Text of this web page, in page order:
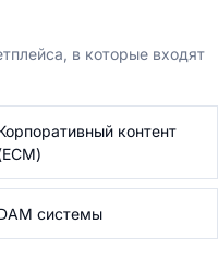
в которые входят
контент
системы